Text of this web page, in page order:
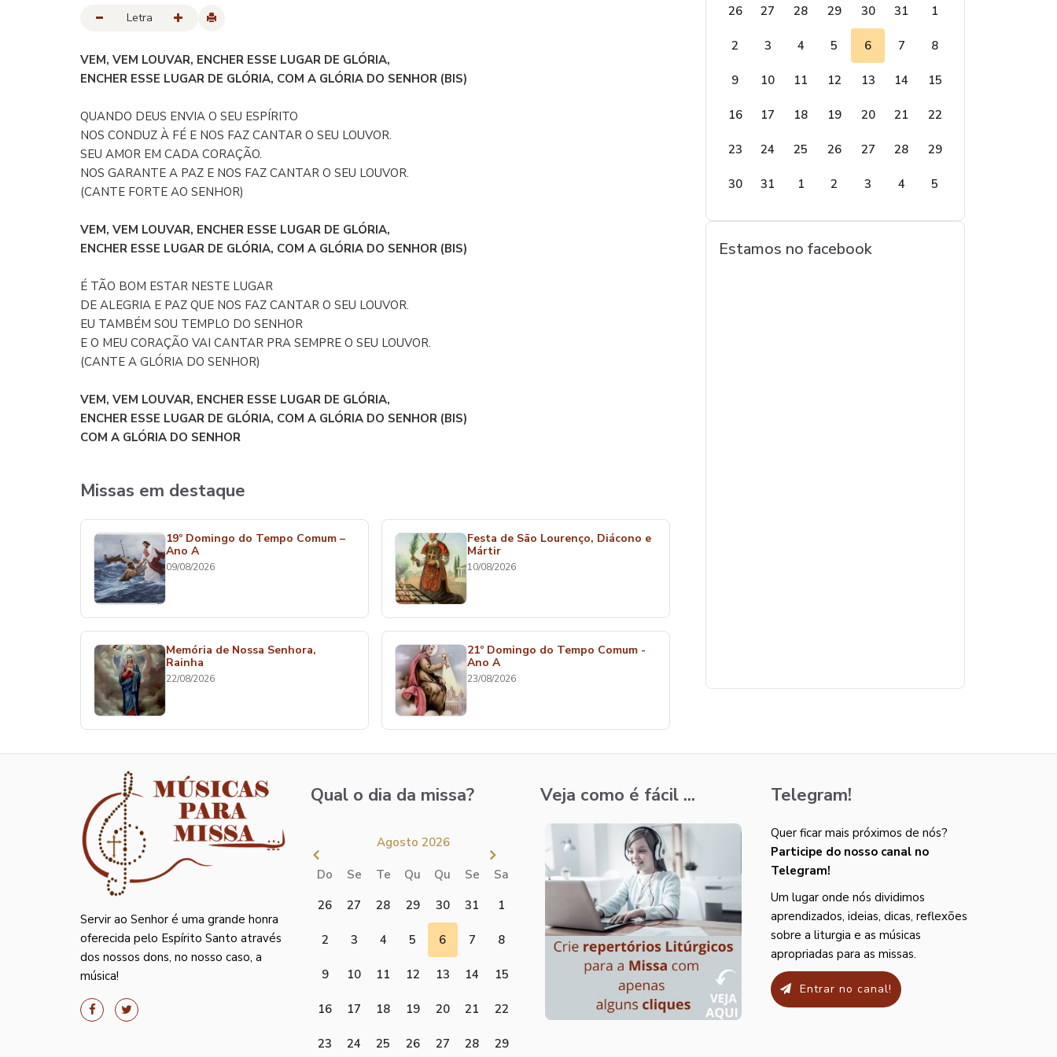
Letra
VEM, VEM LOUVAR, ENCHER ESSE LUGAR DE GLÓRIA,
ENCHER ESSE LUGAR DE GLÓRIA, COM A GLÓRIA DO SENHOR (BIS)
QUANDO DEUS ENVIA O SEU ESPÍRITO
NOS CONDUZ À FÉ E NOS FAZ CANTAR O SEU LOUVOR.
SEU AMOR EM CADA CORAÇÃO.
NOS GARANTE A PAZ E NOS FAZ CANTAR O SEU LOUVOR.
(CANTE FORTE AO SENHOR)
VEM, VEM LOUVAR, ENCHER ESSE LUGAR DE GLÓRIA,
ENCHER ESSE LUGAR DE GLÓRIA, COM A GLÓRIA DO SENHOR (BIS)
É TÃO BOM ESTAR NESTE LUGAR
DE ALEGRIA E PAZ QUE NOS FAZ CANTAR O SEU LOUVOR.
EU TAMBÉM SOU TEMPLO DO SENHOR
E O MEU CORAÇÃO VAI CANTAR PRA SEMPRE O SEU LOUVOR.
(CANTE A GLÓRIA DO SENHOR)
VEM, VEM LOUVAR, ENCHER ESSE LUGAR DE GLÓRIA,
ENCHER ESSE LUGAR DE GLÓRIA, COM A GLÓRIA DO SENHOR (BIS)
COM A GLÓRIA DO SENHOR
Missas em destaque
19º Domingo do Tempo Comum –
Ano A
09/08/2026
Festa de São Lourenço, Diácono e
Mártir
10/08/2026
Memória de Nossa Senhora,
Rainha
22/08/2026
21º Domingo do Tempo Comum -
Ano A
23/08/2026
26
27 28 29 30 31 1
2 3 4 5 6 7 8
9 10 11 12 13 14 15
16 17 18 19 20 21 22
23 24 25 26 27 28 29
30 31 1 2 3 4 5
Estamos no facebook
Servir ao Senhor é uma grande honra
oferecida pelo Espírito Santo através
dos nossos dons, no nosso caso, a
música!
Qual o dia da missa?
Agosto 2026
Do Se Te Qu Qu Se
Sa
26
27 28 29 30 31 1
2 3 4 5 6 7 8
9 10 11 12 13 14 15
16 17 18 19 20 21 22
23 24 25 26 27 28 29
Veja como é fácil ... Telegram!
Quer ficar mais próximos de nós?
Participe do nosso canal no
Telegram!
Um lugar onde nós dividimos
aprendizados, ideias, dicas, reflexões
sobre a liturgia e as músicas
apropriadas para as missas.
Entrar no canal!